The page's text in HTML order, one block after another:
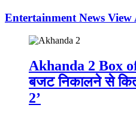
Entertainment News View
Akhanda 2 Box
बजट निकालने से
2’